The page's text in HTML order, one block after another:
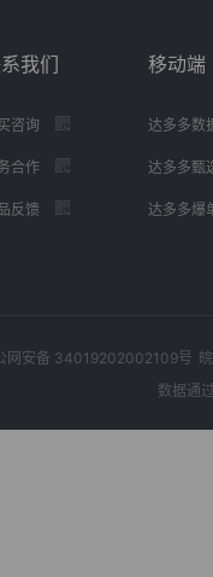
我们
咨询
合作
反馈
移动端
达多多数
达多多甄
达多多爆
网安备 34019202002109号
数据通